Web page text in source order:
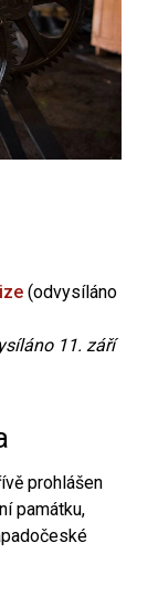
(odvysíláno
11. září
prohlášen
památku,